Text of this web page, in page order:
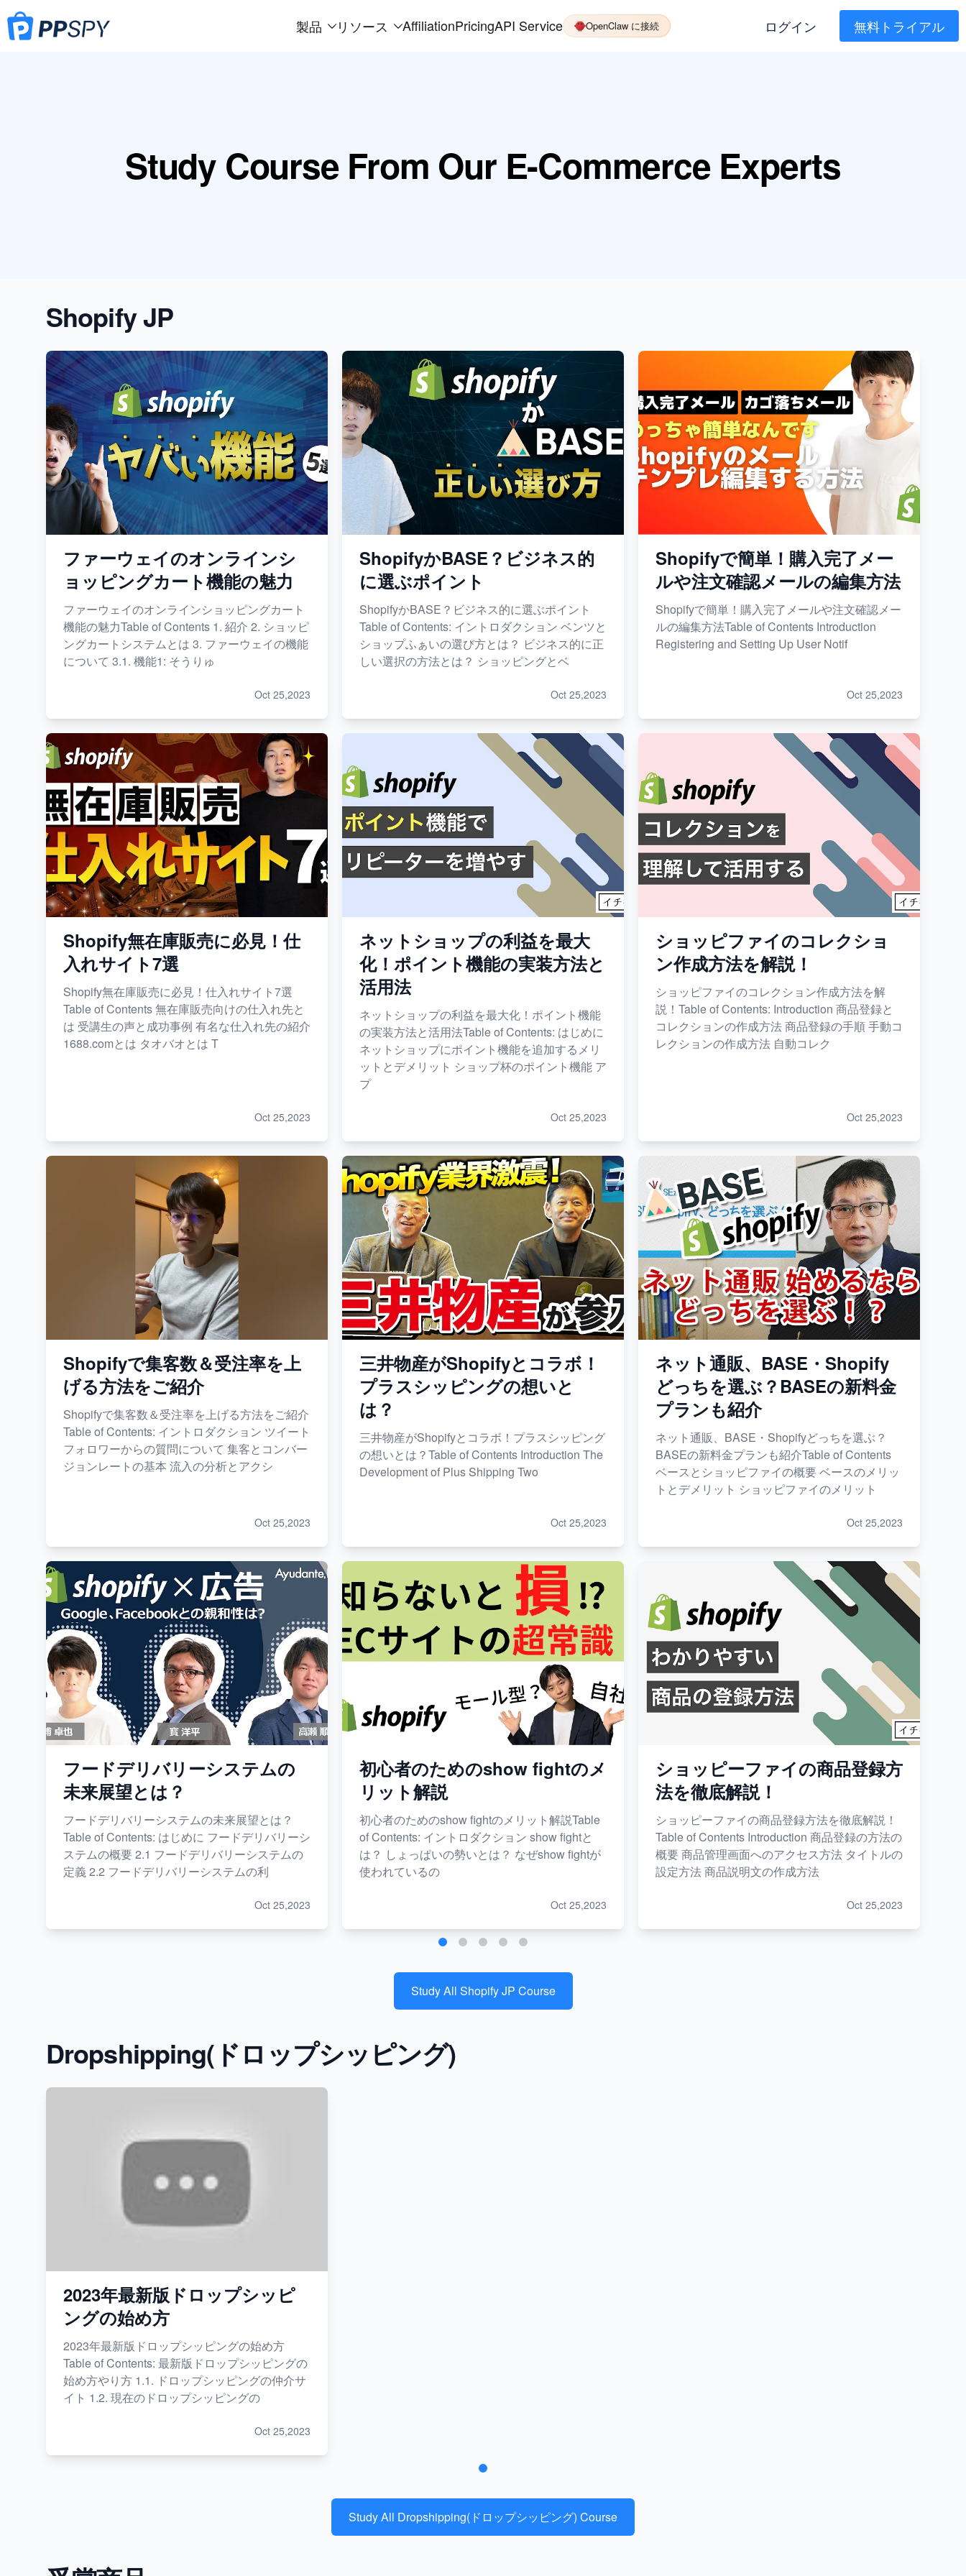
製品 リソース AffiliationPricingAPI Service OpenClaw に接続 ログイン 無料トライアル
Study Course From Our E-Commerce Experts
Shopify JP
ファーウェイのオンラインシ
ョッピングカート機能の魅力
ファーウェイのオンラインショッピングカート
機能の魅力Table of Contents 1. 紹介 2. ショッピ
ングカートシステムとは 3. ファーウェイの機能
について 3.1. 機能1: そうりゅ
Oct 25,2023
ShopifyかBASE？ビジネス的
に選ぶポイント
ShopifyかBASE？ビジネス的に選ぶポイント
Table of Contents: イントロダクション ベンツと
ショップふぁいの選び方とは？ ビジネス的に正
しい選択の方法とは？ ショッピングとベ
Oct 25,2023
Shopifyで簡単！購入完了メー
ルや注文確認メールの編集方法
Shopifyで簡単！購入完了メールや注文確認メー
ルの編集方法Table of Contents Introduction
Registering and Setting Up User Notif
Oct 25,2023
Shopify無在庫販売に必見！仕
入れサイト7選
Shopify無在庫販売に必見！仕入れサイト7選
Table of Contents 無在庫販売向けの仕入れ先と
は 受講生の声と成功事例 有名な仕入れ先の紹介
1688.comとは タオバオとは T
Oct 25,2023
ネットショップの利益を最大
化！ポイント機能の実装方法と
活用法
ネットショップの利益を最大化！ポイント機能
の実装方法と活用法Table of Contents: はじめに
ネットショップにポイント機能を追加するメリ
ットとデメリット ショップ杯のポイント機能 ア
プ
Oct 25,2023
ショッピファイのコレクショ
ン作成方法を解説！
ショッピファイのコレクション作成方法を解
説！Table of Contents: Introduction 商品登録と
コレクションの作成方法 商品登録の手順 手動コ
レクションの作成方法 自動コレク
Oct 25,2023
Shopifyで集客数＆受注率を上
げる方法をご紹介
Shopifyで集客数＆受注率を上げる方法をご紹介
Table of Contents: イントロダクション ツイート
フォロワーからの質問について 集客とコンバー
ジョンレートの基本 流入の分析とアクシ
Oct 25,2023
三井物産がShopifyとコラボ！
プラスシッピングの想いと
は？
三井物産がShopifyとコラボ！プラスシッピング
の想いとは？Table of Contents Introduction The
Development of Plus Shipping Two
Oct 25,2023
ネット通販、BASE・Shopify
どっちを選ぶ？BASEの新料金
プランも紹介
ネット通販、BASE・Shopifyどっちを選ぶ？
BASEの新料金プランも紹介Table of Contents
ベースとショッピファイの概要 ベースのメリッ
トとデメリット ショッピファイのメリット
Oct 25,2023
フードデリバリーシステムの
未来展望とは？
フードデリバリーシステムの未来展望とは？
Table of Contents: はじめに フードデリバリーシ
ステムの概要 2.1 フードデリバリーシステムの
定義 2.2 フードデリバリーシステムの利
Oct 25,2023
初心者のためのshow fightのメ
リット解説
初心者のためのshow fightのメリット解説Table
of Contents: イントロダクション show fightと
は？ しょっぱいの勢いとは？ なぜshow fightが
使われているの
Oct 25,2023
ショッピーファイの商品登録方
法を徹底解説！
ショッピーファイの商品登録方法を徹底解説！
Table of Contents Introduction 商品登録の方法の
概要 商品管理画面へのアクセス方法 タイトルの
設定方法 商品説明文の作成方法
Oct 25,2023
Study All Shopify JP Course
Dropshipping(ドロップシッピング)
2023年最新版ドロップシッピ
ングの始め方
2023年最新版ドロップシッピングの始め方
Table of Contents: 最新版ドロップシッピングの
始め方やり方 1.1. ドロップシッピングの仲介サ
イト 1.2. 現在のドロップシッピングの
Oct 25,2023
Study All Dropshipping(ドロップシッピング) Course